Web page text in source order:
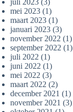
mei 2023 (1)
maart 2023 (1)
januari 2023 (3)
november 2022 (1)
september 2022 (1)
juli 2022 (1)
juni 2022 (1)
mei 2022 (3)
maart 2022 (2)
december 2021 (1)
november 2021 (3)